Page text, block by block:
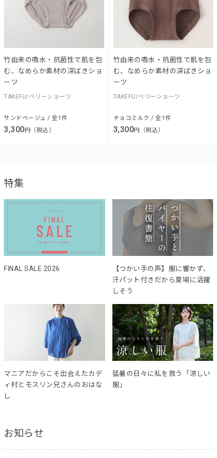
竹由来の吸水・抗菌性で肌を包
む、なめらか素材の深ばきショ
ーツ
TAKEFU/ベリーショーツ
サンドベージュ / 全1件
3,300 円（税込）
竹由来の吸水・抗菌性で肌を包
む、なめらか素材の深ばきショ
ーツ
TAKEFU/ベリーショーツ
チョコミルク / 全1件
3,300円（税込）
特集
FINAL SALE 2026
【つかい手の声】服に響かず、
汗パット付きだから夏場に活躍
しそう
マニアだからこそ出会えたカデ
ィ村とモスリン兄さんのおはな
し
猛暑の日々に私を救う「涼しい
服」
お知らせ